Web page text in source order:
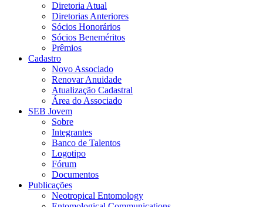
Diretoria Atual
Diretorias Anteriores
Sócios Honorários
Sócios Beneméritos
Prêmios
Cadastro
Novo Associado
Renovar Anuidade
Atualização Cadastral
Área do Associado
SEB Jovem
Sobre
Integrantes
Banco de Talentos
Logotipo
Fórum
Documentos
Publicações
Neotropical Entomology